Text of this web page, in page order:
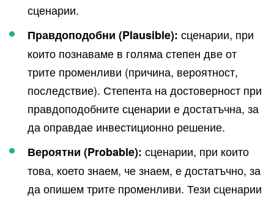
сценарии.
Правдоподобни (Plausible): сценарии, при
които познаваме в голяма степен две от
трите променливи (причина, вероятност,
последствие). Степента на достоверност при
правдоподобните сценарии е достатъчна, за
да оправдае инвестиционно решение.
Вероятни (Probable): сценарии, при които
това, което знаем, че знаем, е достатъчно, за
да опишем трите променливи. Тези сценарии